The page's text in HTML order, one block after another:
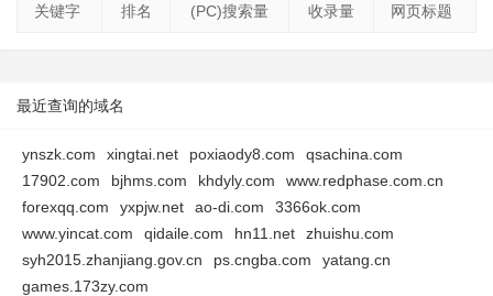
关键字 排名 (PC)搜索量 收录量 网页标题
最近查询的域名
ynszk.com xingtai.net poxiaody8.com
qsachina.com
17902.com
bjhms.com khdyly.com
www.redphase.com.cn
forexqq.com
yxpjw.net ao-di.com
3366ok.com
www.yincat.com
qidaile.com hn11.net
zhuishu.com
syh2015.zhanjiang.gov.cn
ps.cngba.com
yatang.cn
games.173zy.com